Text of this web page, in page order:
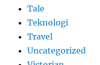
Tale
Teknologi
Travel
Uncategorized